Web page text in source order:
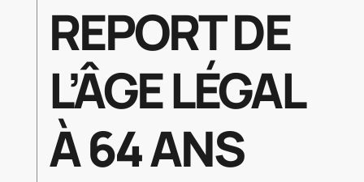
REPORT DE
L’ÂGE LÉGAL
À 64 ANS